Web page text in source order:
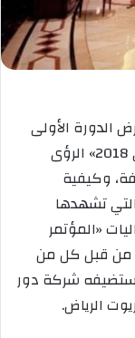
الدورة الأولى
من «المؤتمر السعودي للاستثمار الفندقي 2018» الرؤى
وكيفية
تشهدها
«المؤتمر
من قبل كل من
شركة دور